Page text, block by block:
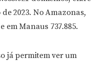
2023. No Amazonas,
em Manaus 737.885.
já permitem ver um